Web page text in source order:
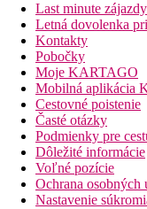
Last minute zájazdy
Letná dovolenka
Kontakty
Pobočky
Moje KARTAGO
Mobilná aplikácia
Cestovné poistenie
Časté otázky
Podmienky pre
Dôležité informácie
Voľné pozície
Ochrana osobných
Nastavenie